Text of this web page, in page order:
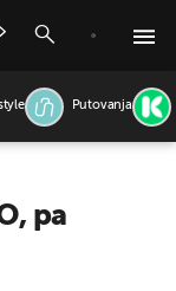
Putovanja
pa